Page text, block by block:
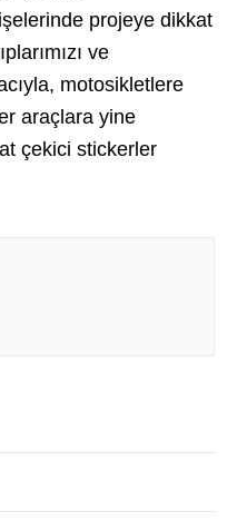
projeye dikkat
ve
motosikletlere
araçlara yine
çekici stickerler